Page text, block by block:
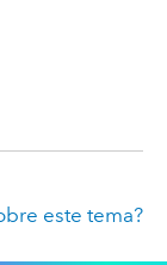
este tema?